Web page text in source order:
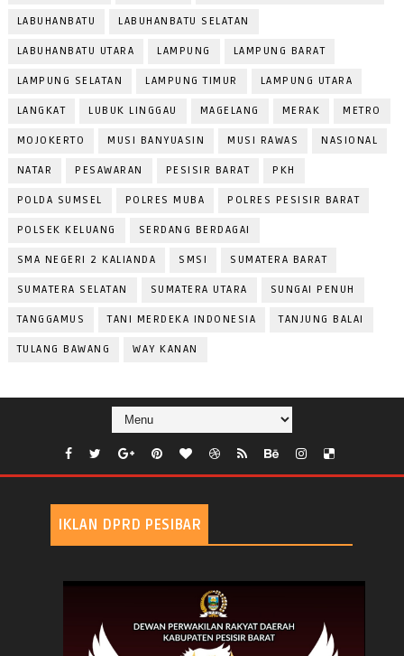
LABUHANBATU LABUHANBATU SELATAN
LABUHANBATU UTARA LAMPUNG LAMPUNG BARAT
LAMPUNG SELATAN LAMPUNG TIMUR LAMPUNG UTARA
LANGKAT LUBUK LINGGAU MAGELANG MERAK METRO
MOJOKERTO MUSI BANYUASIN MUSI RAWAS NASIONAL
NATAR PESAWARAN PESISIR BARAT PKH
POLDA SUMSEL POLRES MUBA POLRES PESISIR BARAT
POLSEK KELUANG SERDANG BERDAGAI
SMA NEGERI 2 KALIANDA SMSI SUMATERA BARAT
SUMATERA SELATAN SUMATERA UTARA SUNGAI PENUH
TANGGAMUS TANI MERDEKA INDONESIA TANJUNG BALAI
TULANG BAWANG WAY KANAN
IKLAN DPRD PESIBAR